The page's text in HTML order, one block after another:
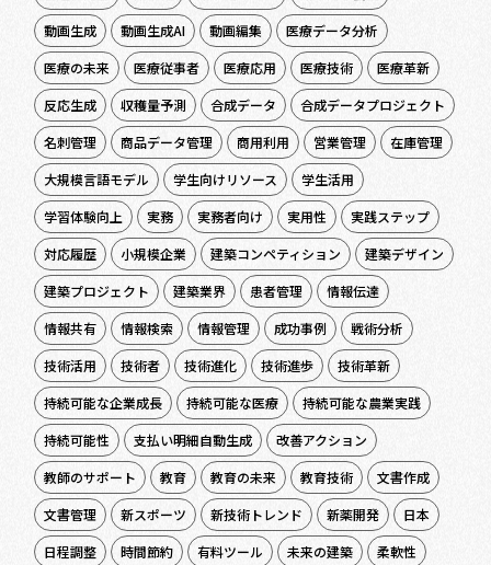
動画生成
動画生成AI 動画編集
医療データ分析
医療の未来
医療従事者 医療応用 医療技術
医療革新
反応生成
収穫量予測 合成データ
合成データプロジェクト
名刺管理
商品データ管理 商用利用 営業管理
在庫管理
大規模言語モデル
学生向けリソース
学生活用
学習体験向上
実務 実務者向け 実用性
実践ステップ
対応履歴
小規模企業 建築コンペティション
建築デザイン
建築プロジェクト
建築業界 患者管理
情報伝達
情報共有
情報検索 情報管理 成功事例
戦術分析
技術活用
技術者 技術進化 技術進歩
技術革新
持続可能な企業成長
持続可能な医療
持続可能な農業実践
持続可能性
支払い明細自動生成
改善アクション
教師のサポート
教育 教育の未来 教育技術
文書作成
文書管理
新スポーツ 新技術トレンド 新薬開発
日本
日程調整
時間節約 有料ツール 未来の建築 柔軟性